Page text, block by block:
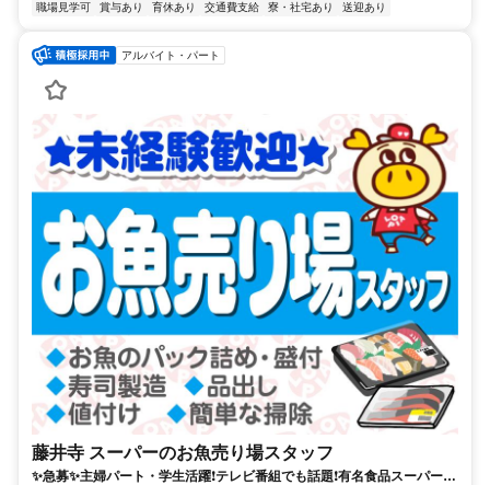
職場見学可
賞与あり 育休あり 交通費支給 寮・社宅あり 送迎あり
アルバイト・パート
藤井寺 スーパーのお魚売り場スタッフ
✨急募✨主婦パート・学生活躍❗︎テレビ番組でも話題❗︎有名食品スーパーで